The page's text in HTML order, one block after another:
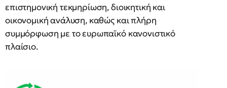
επιστημονική τεκμηρίωση, διοικητική και
οικονομική ανάλυση, καθώς και πλήρη
συμμόρφωση με το ευρωπαϊκό κανονιστικό
πλαίσιο.